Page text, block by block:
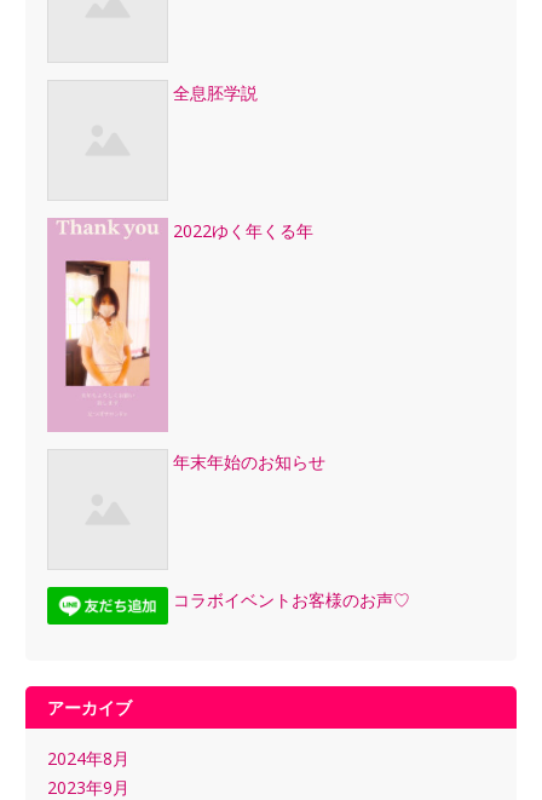
全息胚学説
2022ゆく年くる年
年末年始のお知らせ
コラボイベントお客様のお声♡
アーカイブ
2024年8月
2023年9月